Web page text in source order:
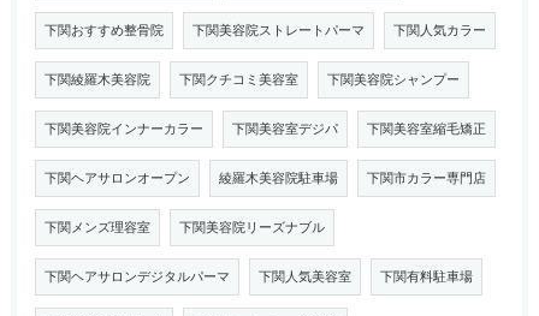
下関おすすめ整骨院 下関美容院ストレートパーマ 下関人気カラー
下関綾羅木美容院 下関クチコミ美容室 下関美容院シャンプー
下関美容院インナーカラー 下関美容室デジパ 下関美容室縮毛矯正
下関ヘアサロンオープン 綾羅木美容院駐車場 下関市カラー専門店
下関メンズ理容室 下関美容院リーズナブル
下関ヘアサロンデジタルパーマ 下関人気美容室 下関有料駐車場